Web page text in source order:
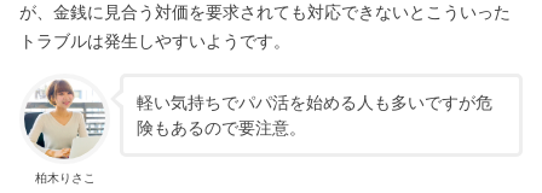
が、金銭に見合う対価を要求されても対応できないとこういった
トラブルは発生しやすいようです。
柏木りさこ
軽い気持ちでパパ活を始める人も多いですが危
険もあるので要注意。